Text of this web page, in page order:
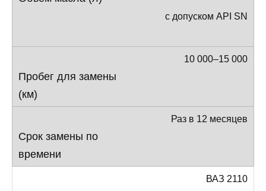
с допуском API SN
10 000–15 000
Раз в 12 месяцев
ВАЗ 2110